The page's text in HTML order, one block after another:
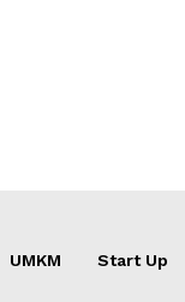
UMKM Start Up